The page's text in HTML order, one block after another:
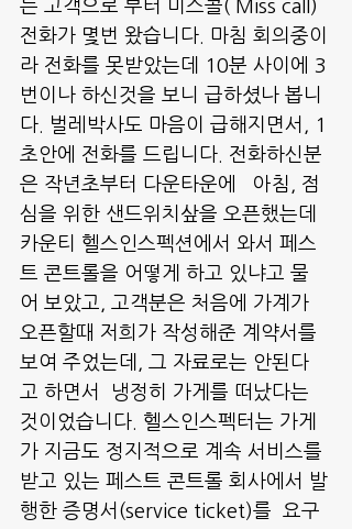
는 고객으로 부터 미스콜( Miss call)
전화가 몇번 왔습니다. 마침 회의중이
라 전화를 못받았는데 10분 사이에 3
번이나 하신것을 보니 급하셨나 봅니
다. 벌레박사도 마음이 급해지면서, 1
초안에 전화를 드립니다. 전화하신분
은 작년초부터 다운타운에   아침, 점
심을 위한 샌드위치샆을 오픈했는데
카운티 헬스인스펙션에서 와서 페스
트 콘트롤을 어떻게 하고 있냐고 물
어 보았고, 고객분은 처음에 가계가
오픈할때 저희가 작성해준 계약서를
보여 주었는데, 그 자료로는 안된다
고 하면서  냉정히 가게를 떠났다는
것이었습니다. 헬스인스펙터는 가게
가 지금도 정지적으로 계속 서비스를
받고 있는 페스트 콘트롤 회사에서 발
행한 증명서(service ticket)를  요구